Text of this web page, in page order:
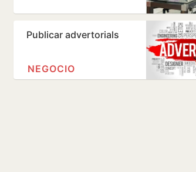
viajeros que…
Publicar advertorials
NEGOCIO